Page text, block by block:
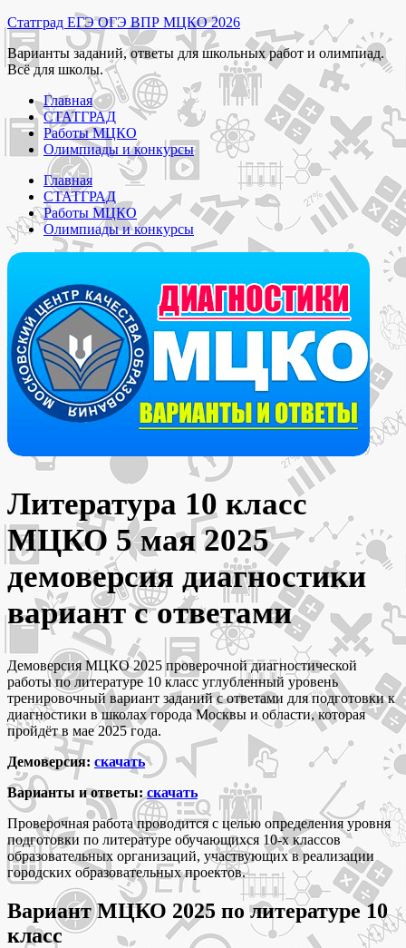
Перейти
к
содержимому
Статград ЕГЭ ОГЭ ВПР МЦКО 2026
Варианты заданий, ответы для школьных работ и олимпиад.
Всё для школы.
Главная
СТАТГРАД
Работы МЦКО
Олимпиады и конкурсы
Главная
СТАТГРАД
Работы МЦКО
Олимпиады и конкурсы
Литература 10 класс
МЦКО 5 мая 2025
демоверсия диагностики
вариант с ответами
Демоверсия МЦКО 2025 проверочной диагностической
работы по литературе 10 класс углубленный уровень
тренировочный вариант заданий с ответами для подготовки к
диагностики в школах города Москвы и области, которая
пройдёт в мае 2025 года.
Демоверсия: скачать
Варианты и ответы: скачать
Проверочная работа проводится с целью определения уровня
подготовки по литературе обучающихся 10-х классов
образовательных организаций, участвующих в реализации
городских образовательных проектов.
Вариант МЦКО 2025 по литературе 10
класс